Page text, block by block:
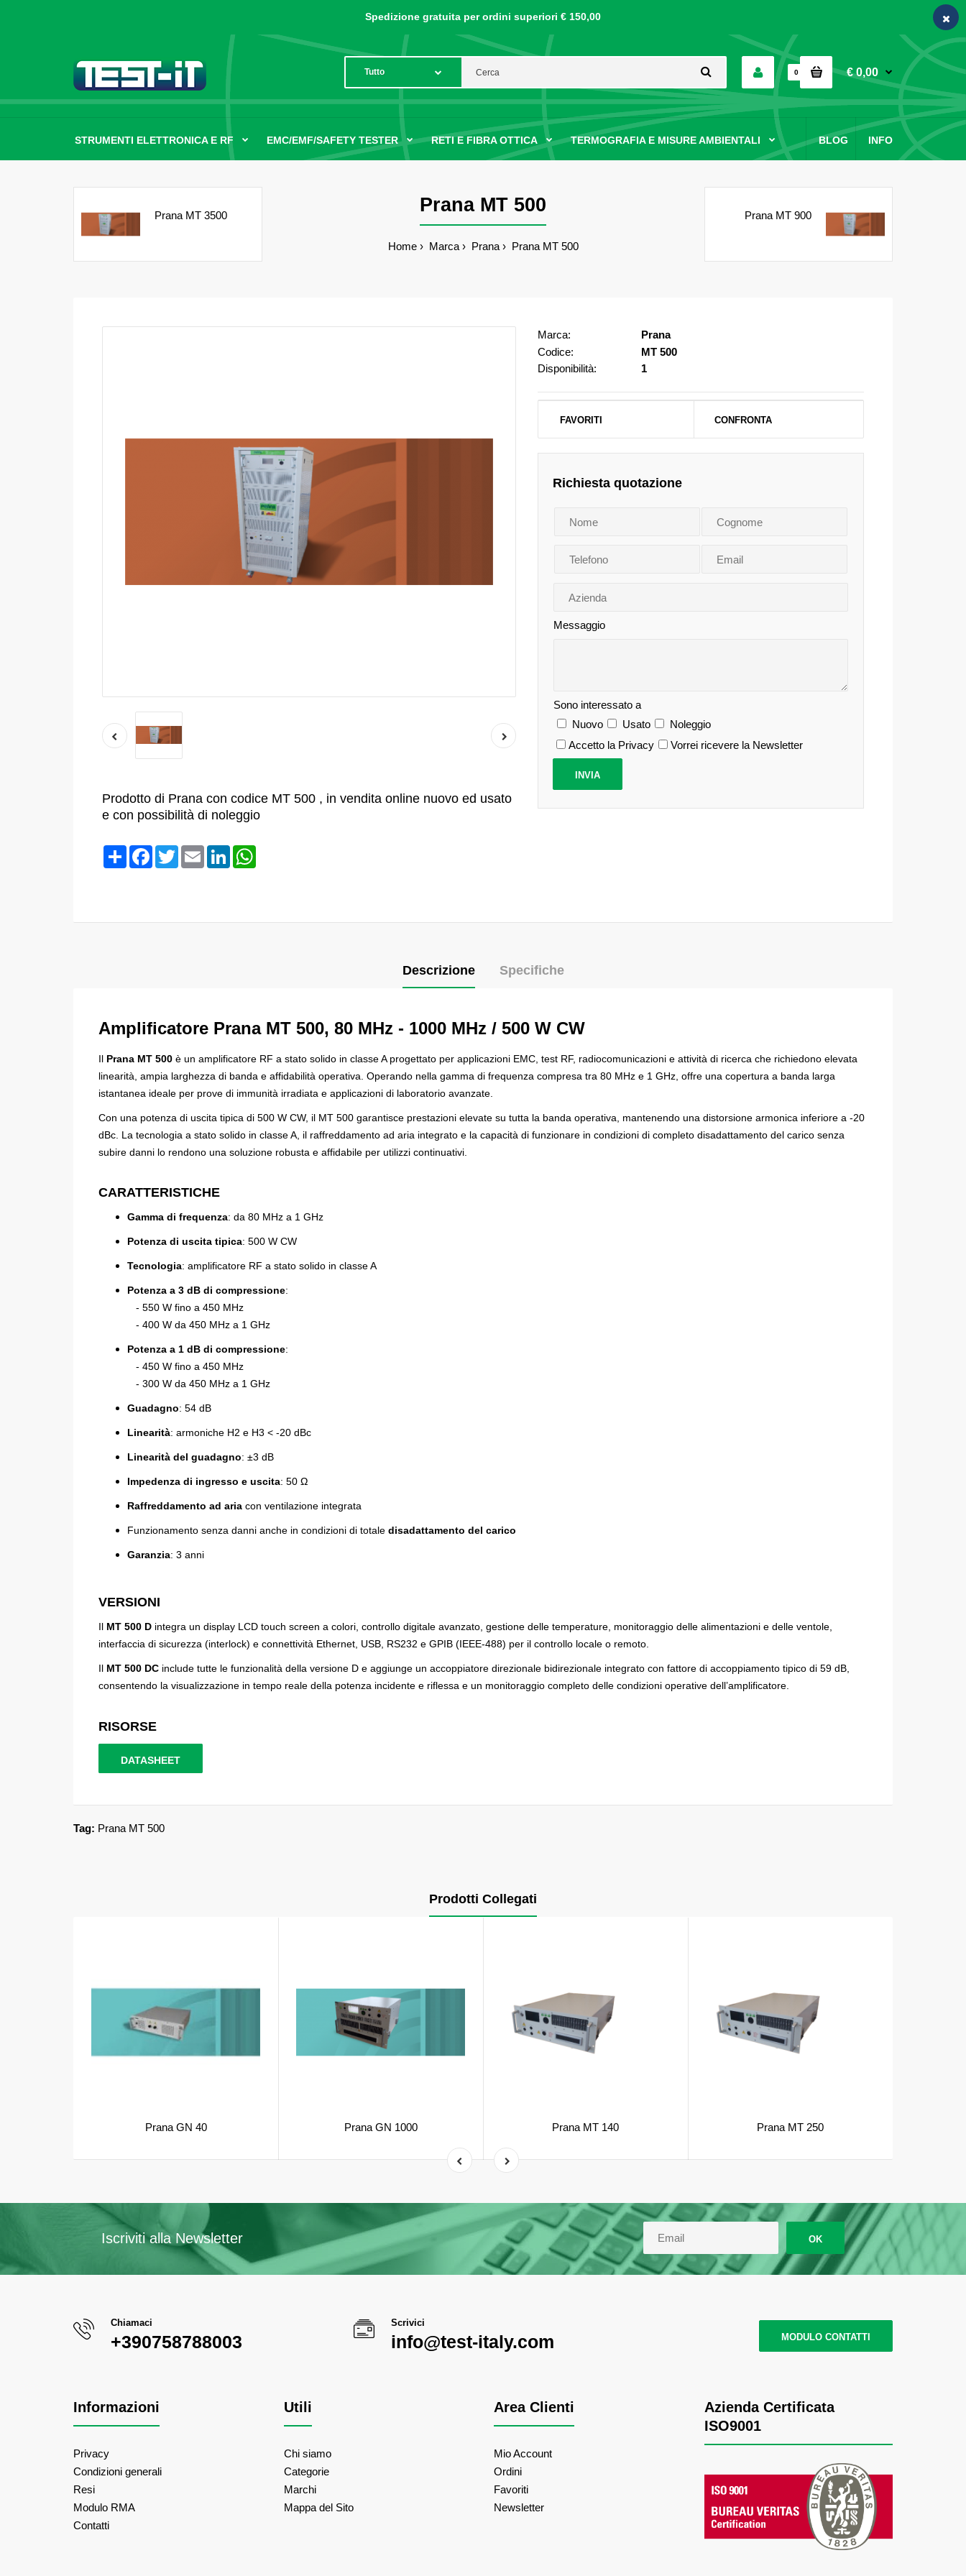
Spedizione gratuita per ordini superiori € 150,00
0 € 0,00
STRUMENTI ELETTRONICA E RF EMC/EMF/SAFETY TESTER RETI E FIBRA OTTICA TERMOGRAFIA E MISURE AMBIENTALI INFO
BLOG
Prana MT 3500 Prana MT 500
Home Marca Prana Prana MT 500
Prana MT 900
Prodotto di Prana con codice MT 500 , in vendita online nuovo ed usato
e con possibilità di noleggio
CondividiFacebook
TwitterEmail LinkedIn
Marca:
Prana
Codice:
MT 500
Disponibilità:
1
FAVORITI CONFRONTA
Richiesta quotazione
Messaggio
Sono interessato a
Nuovo
Usato
Noleggio
Accetto la Privacy
Vorrei ricevere la Newsletter
Descrizione Specifiche
Amplificatore Prana MT 500, 80 MHz - 1000 MHz / 500 W CW
Il Prana MT 500 è un amplificatore RF a stato solido in classe A progettato per applicazioni EMC, test RF, radiocomunicazioni e attività di ricerca che richiedono elevata
linearità, ampia larghezza di banda e affidabilità operativa. Operando nella gamma di frequenza compresa tra 80 MHz e 1 GHz, offre una copertura a banda larga
istantanea ideale per prove di immunità irradiata e applicazioni di laboratorio avanzate.
Con una potenza di uscita tipica di 500 W CW, il MT 500 garantisce prestazioni elevate su tutta la banda operativa, mantenendo una distorsione armonica inferiore a -20
dBc. La tecnologia a stato solido in classe A, il raffreddamento ad aria integrato e la capacità di funzionare in condizioni di completo disadattamento del carico senza
subire danni lo rendono una soluzione robusta e affidabile per utilizzi continuativi.
CARATTERISTICHE
Gamma di frequenza: da 80 MHz a 1 GHz
Potenza di uscita tipica: 500 W CW
Tecnologia: amplificatore RF a stato solido in classe A
Potenza a 3 dB di compressione:
- 550 W fino a 450 MHz
- 400 W da 450 MHz a 1 GHz
Potenza a 1 dB di compressione:
- 450 W fino a 450 MHz
- 300 W da 450 MHz a 1 GHz
Guadagno: 54 dB
Linearità: armoniche H2 e H3 < -20 dBc
Linearità del guadagno: ±3 dB
Impedenza di ingresso e uscita: 50 Ω
Raffreddamento ad aria con ventilazione integrata
Funzionamento senza danni anche in condizioni di totale disadattamento del carico
Garanzia: 3 anni
VERSIONI
Il MT 500 D integra un display LCD touch screen a colori, controllo digitale avanzato, gestione delle temperature, monitoraggio delle alimentazioni e delle ventole,
interfaccia di sicurezza (interlock) e connettività Ethernet, USB, RS232 e GPIB (IEEE-488) per il controllo locale o remoto.
Il MT 500 DC include tutte le funzionalità della versione D e aggiunge un accoppiatore direzionale bidirezionale integrato con fattore di accoppiamento tipico di 59 dB,
consentendo la visualizzazione in tempo reale della potenza incidente e riflessa e un monitoraggio completo delle condizioni operative dell’amplificatore.
RISORSE
DATASHEET
Tag: Prana MT 500
Prodotti Collegati
Prana GN 40 Prana GN 1000 Prana MT 140 Prana MT 250
Iscriviti alla Newsletter OK
Chiamaci
+390758788003
Scrivici
info@test-italy.com MODULO CONTATTI
Informazioni
Privacy
Condizioni generali
Resi
Modulo RMA
Contatti
Utili
Chi siamo
Categorie
Marchi
Mappa del Sito
Area Clienti
Mio Account
Ordini
Favoriti
Newsletter
Azienda Certificata
ISO9001